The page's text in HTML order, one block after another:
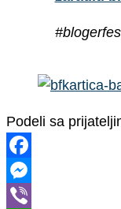
Podeli sa
Facebook
Messenger